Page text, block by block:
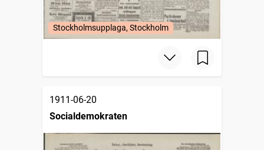
Stockholmsupplaga, Stockholm
1911-06-20
Socialdemokraten